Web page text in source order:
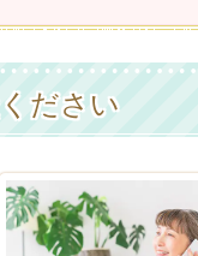
ださい